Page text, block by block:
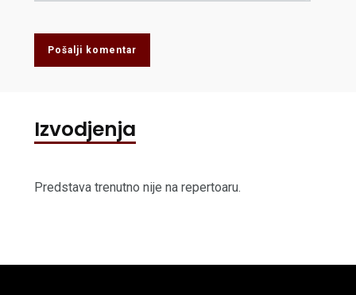
Pošalji komentar
Izvodjenja
Predstava trenutno nije na repertoaru.